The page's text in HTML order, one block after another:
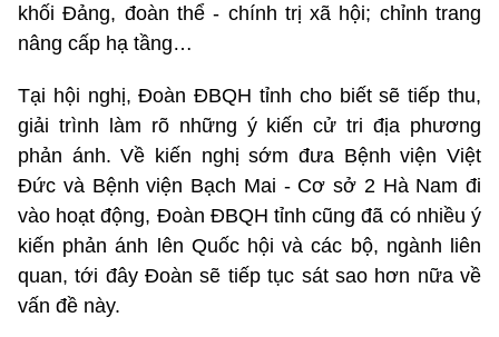
khối Đảng, đoàn thể - chính trị xã hội; chỉnh trang
nâng cấp hạ tầng…
Tại hội nghị, Đoàn ĐBQH tỉnh cho biết sẽ tiếp thu,
giải trình làm rõ những ý kiến cử tri địa phương
phản ánh. Về kiến nghị sớm đưa Bệnh viện Việt
Đức và Bệnh viện Bạch Mai - Cơ sở 2 Hà Nam đi
vào hoạt động, Đoàn ĐBQH tỉnh cũng đã có nhiều ý
kiến phản ánh lên Quốc hội và các bộ, ngành liên
quan, tới đây Đoàn sẽ tiếp tục sát sao hơn nữa về
vấn đề này.